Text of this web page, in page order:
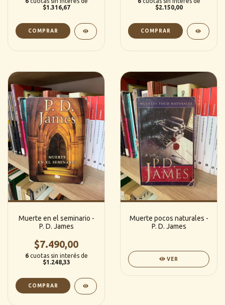
$1.316,67
$2.150,00
Muerte en el seminario -
P. D. James
$7.490,00
6 cuotas sin interés de
$1.248,33
Muerte pocos naturales -
P. D. James
VER